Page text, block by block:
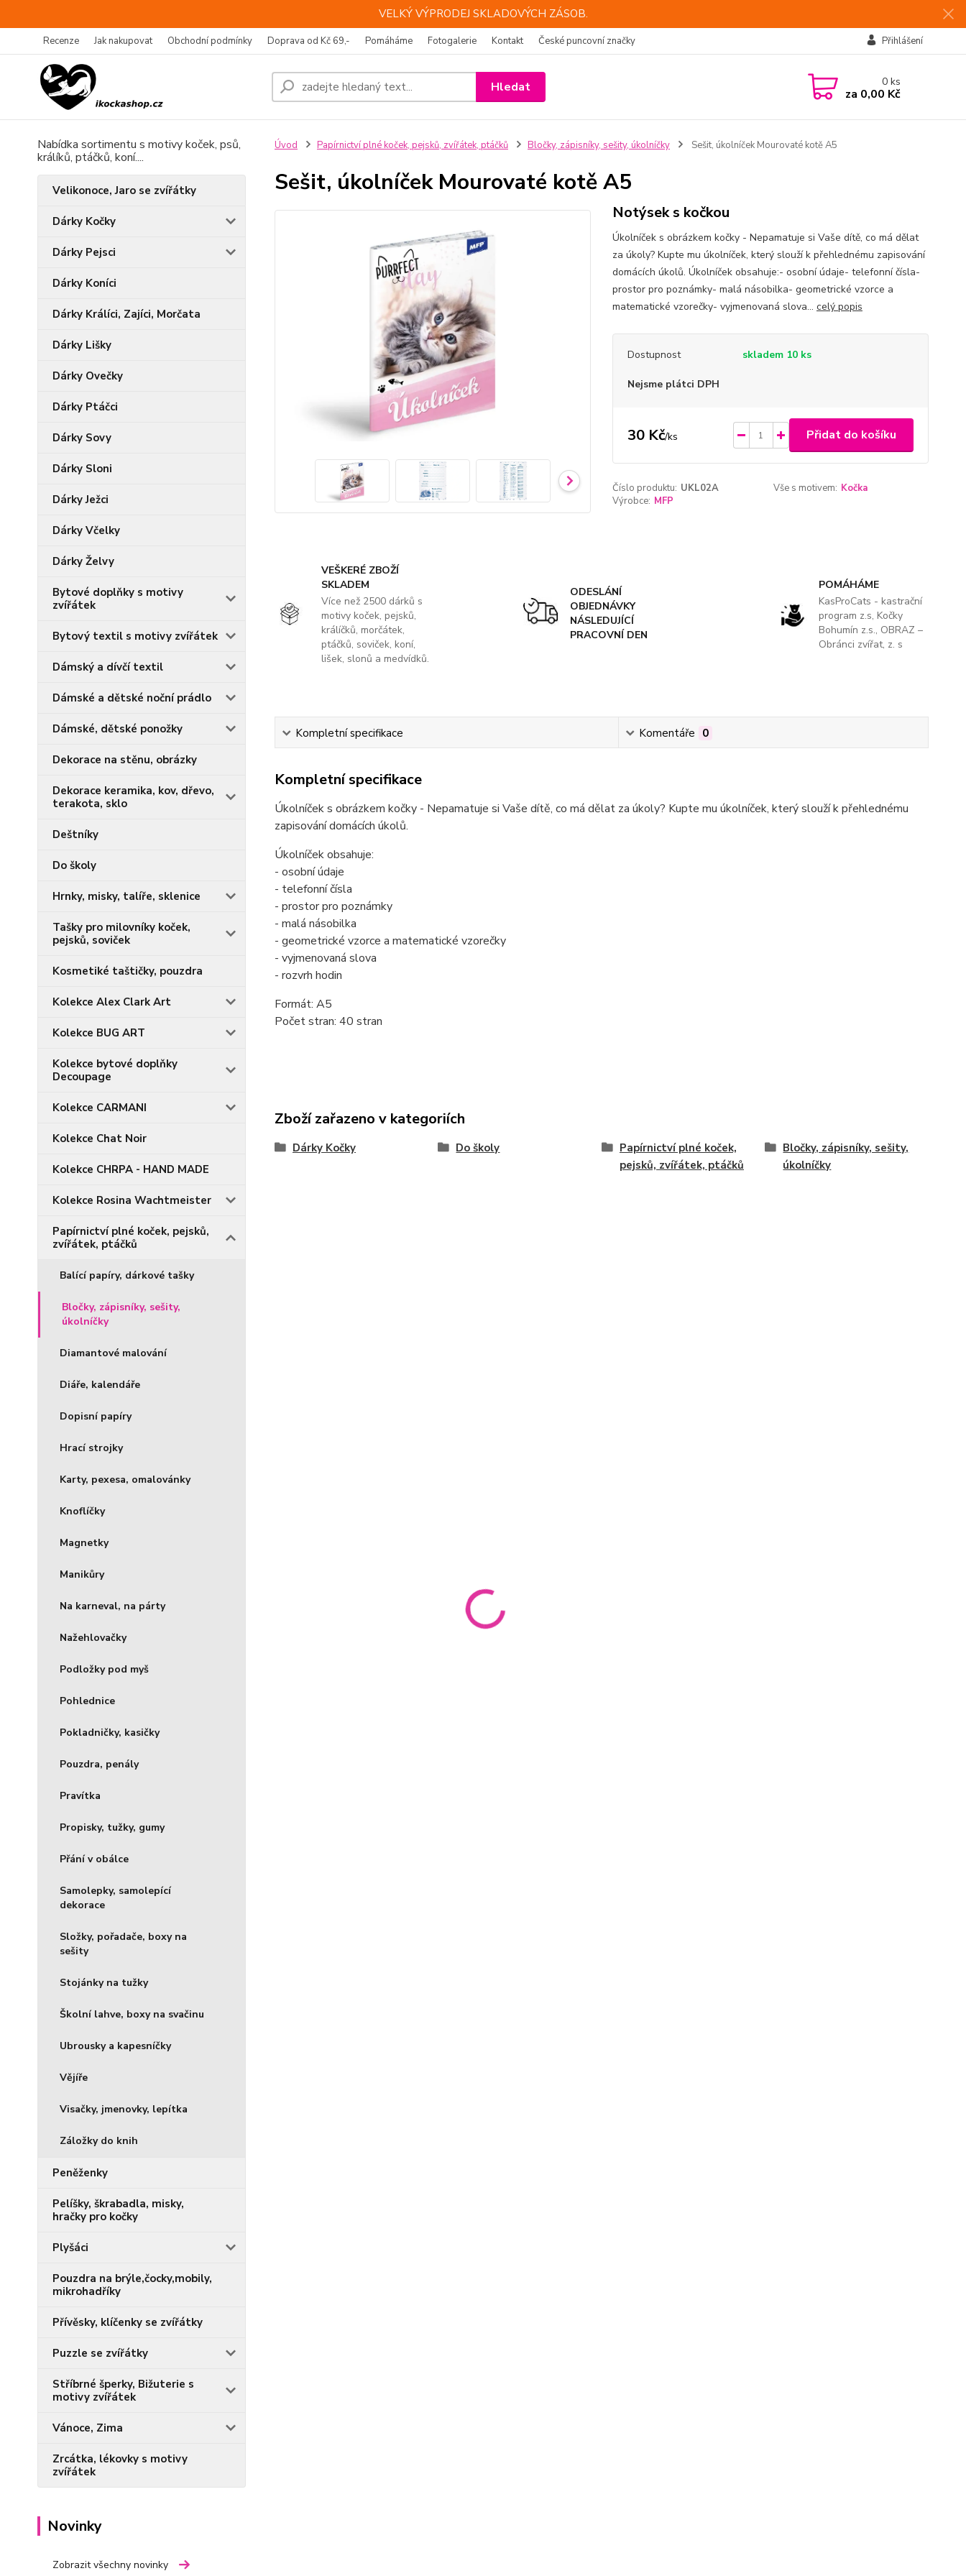
VELKÝ VÝPRODEJ SKLADOVÝCH ZÁSOB.
Recenze Jak nakupovat Obchodní podmínky Doprava od Kč 69,- Pomáháme Fotogalerie Kontakt České puncovní značky Přihlášení
Hledat 0ks
za 0,00 Kč
Nabídka sortimentu s motivy koček, psů,
králíků, ptáčků, koní....
Velikonoce, Jaro se zvířátky
Dárky Kočky
Dárky Pejsci
Dárky Koníci
Dárky Králíci, Zajíci, Morčata
Dárky Lišky
Dárky Ovečky
Dárky Ptáčci
Dárky Sovy
Dárky Sloni
Dárky Ježci
Dárky Včelky
Dárky Želvy
Bytové doplňky s motivy
zvířátek
Bytový textil s motivy zvířátek
Dámský a dívčí textil
Dámské a dětské noční prádlo
Dámské, dětské ponožky
Dekorace na stěnu, obrázky
Dekorace keramika, kov, dřevo,
terakota, sklo
Deštníky
Do školy
Hrnky, misky, talíře, sklenice
Tašky pro milovníky koček,
pejsků, soviček
Kosmetiké taštičky, pouzdra
Kolekce Alex Clark Art
Kolekce BUG ART
Kolekce bytové doplňky
Decoupage
Kolekce CARMANI
Kolekce Chat Noir
Kolekce CHRPA - HAND MADE
Kolekce Rosina Wachtmeister
Papírnictví plné koček, pejsků,
zvířátek, ptáčků
Balící papíry, dárkové tašky
Bločky, zápisníky, sešity,
úkolníčky
Diamantové malování
Diáře, kalendáře
Dopisní papíry
Hrací strojky
Karty, pexesa, omalovánky
Knoflíčky
Magnetky
Manikůry
Na karneval, na párty
Nažehlovačky
Podložky pod myš
Pohlednice
Pokladničky, kasičky
Pouzdra, penály
Pravítka
Propisky, tužky, gumy
Přání v obálce
Samolepky, samolepící
dekorace
Složky, pořadače, boxy na
sešity
Stojánky na tužky
Školní lahve, boxy na svačinu
Ubrousky a kapesníčky
Vějíře
Visačky, jmenovky, lepítka
Záložky do knih
Peněženky
Pelíšky, škrabadla, misky,
hračky pro kočky
Plyšáci
Pouzdra na brýle,čocky,mobily,
mikrohadříky
Přívěsky, klíčenky se zvířátky
Puzzle se zvířátky
Stříbrné šperky, Bižuterie s
motivy zvířátek
Vánoce, Zima
Zrcátka, lékovky s motivy
zvířátek
Novinky
Zobrazit všechny novinky
Úvod Papírnictví plné koček, pejsků, zvířátek, ptáčků Bločky, zápisníky, sešity, úkolníčky Sešit, úkolníček Mourovaté kotě A5
Sešit, úkolníček Mourovaté kotě A5
Notýsek s kočkou
Úkolníček s obrázkem kočky - Nepamatuje si Vaše dítě, co má dělat
za úkoly? Kupte mu úkolníček, který slouží k přehlednému zapisování
domácích úkolů. Úkolníček obsahuje:- osobní údaje- telefonní čísla-
prostor pro poznámky- malá násobilka- geometrické vzorce a
matematické vzorečky- vyjmenovaná slova... celý popis
Dostupnost skladem 10 ks
Nejsme plátci DPH
30 Kč/ks Přidat do košíku
Číslo produktu: UKL02A Vše s motivem: Kočka
Výrobce: MFP
VEŠKERÉ ZBOŽÍ
SKLADEM
Více než 2500 dárků s
motivy koček, pejsků,
králíčků, morčátek,
ptáčků, soviček, koní,
lišek, slonů a medvídků.
ODESLÁNÍ
OBJEDNÁVKY
NÁSLEDUJÍCÍ
PRACOVNÍ DEN
POMÁHÁME
KasProCats - kastrační
program z.s, Kočky
Bohumín z.s., OBRAZ –
Obránci zvířat, z. s
Kompletní specifikace Komentáře 0
Kompletní specifikace
Úkolníček s obrázkem kočky - Nepamatuje si Vaše dítě, co má dělat za úkoly? Kupte mu úkolníček, který slouží k přehlednému
zapisování domácích úkolů.
Úkolníček obsahuje:
- osobní údaje
- telefonní čísla
- prostor pro poznámky
- malá násobilka
- geometrické vzorce a matematické vzorečky
- vyjmenovaná slova
- rozvrh hodin
Formát: A5
Počet stran: 40 stran
Zboží zařazeno v kategoriích
Dárky Kočky Do školy
Papírnictví plné koček,
pejsků, zvířátek, ptáčků
Bločky, zápisníky, sešity,
úkolníčky